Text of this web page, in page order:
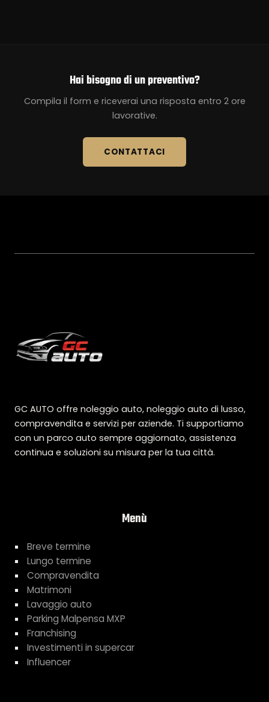
Hai bisogno di un preventivo?
Compila il form e riceverai una risposta entro 2 ore
lavorative.
CONTATTACI
GC AUTO offre noleggio auto, noleggio auto di lusso,
compravendita e servizi per aziende. Ti supportiamo
con un parco auto sempre aggiornato, assistenza
continua e soluzioni su misura per la tua città.
Menù
Breve termine
Lungo termine
Compravendita
Matrimoni
Lavaggio auto
Parking Malpensa MXP
Franchising
Investimenti in supercar
Influencer